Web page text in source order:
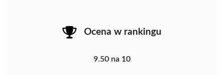
Ocena w rankingu
9.50 na 10